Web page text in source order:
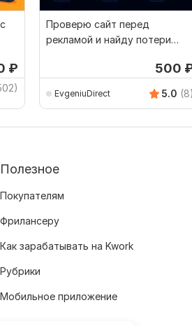
₽
Проверю сайт перед
рекламой и найду потери
500
EvgeniuDirect 5.0 (8)
Полезное
Покупателям
Фрилансеру
Как зарабатывать на Kwork
Рубрики
Мобильное приложение